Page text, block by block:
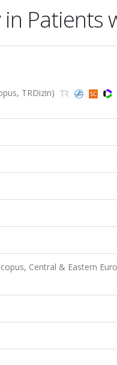
Patients
TRDizin)
Central & Eastern